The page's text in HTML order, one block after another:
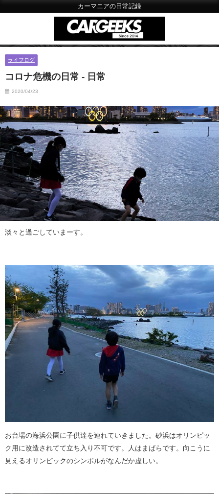
カーマニアの日常記録
ライフログ
コロナ危機の日常 - 日常
2020/04/23
淡々と過ごしていまーす。
お台場の海浜公園に子供達を連れていきました。砂浜はオリンピッ
ク用に改造されてて立ち入り不可です。人はまばらです。向こうに
見えるオリンピックのシンボルがなんだか虚しい。